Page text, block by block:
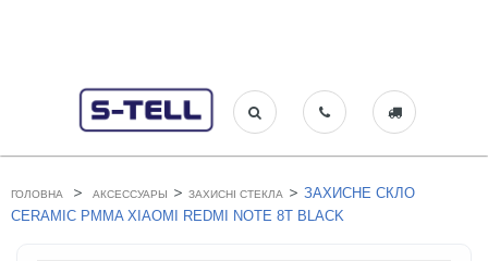
ГОЛОВНА > АКСЕССУАРЫ > ЗАХИСНІ СТЕКЛА > ЗАХИСНЕ СКЛО
CERAMIC PMMA XIAOMI REDMI NOTE 8T BLACK